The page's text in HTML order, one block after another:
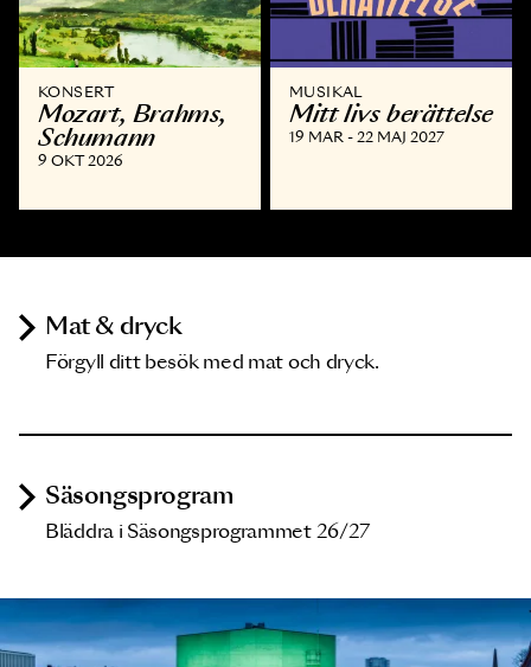
KONSERT
Mozart, Brahms,
Schumann
9 OKT 2026
MUSIKAL
Mitt livs berättelse
19 MAR - 22 MAJ 2027
Mat & dryck
Förgyll ditt besök med mat och dryck.
Säsongsprogram
Bläddra i Säsongsprogrammet 26/27